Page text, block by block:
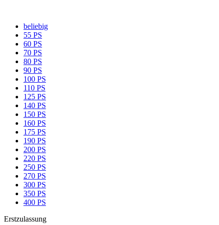
beliebig
55 PS
60 PS
70 PS
80 PS
90 PS
100 PS
110 PS
125 PS
140 PS
150 PS
160 PS
175 PS
190 PS
200 PS
220 PS
250 PS
270 PS
300 PS
350 PS
400 PS
Erstzulassung